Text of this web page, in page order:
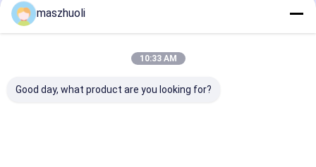
Порекомендованные Продукты
maszhuoli
10:33 AM
Good day, what product are you looking for?